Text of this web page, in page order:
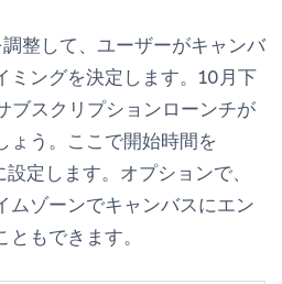
調整して、ユーザーがキャンバ
ミングを決定します。10月下
スクリプションローンチが
ょう。ここで開始時間を
設定します。オプションで、
ムゾーンでキャンバスにエン
もできます。